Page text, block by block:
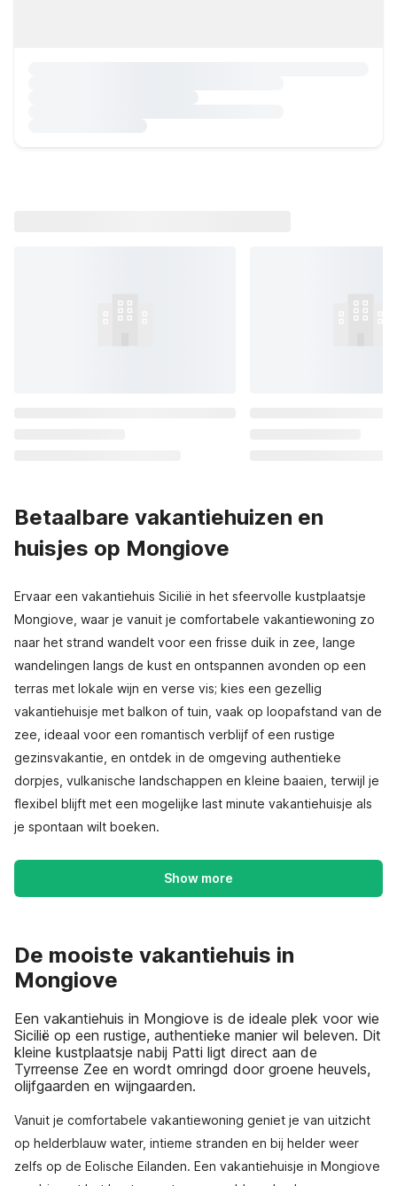
Betaalbare vakantiehuizen en
huisjes op Mongiove
Ervaar een vakantiehuis Sicilië in het sfeervolle kustplaatsje
Mongiove, waar je vanuit je comfortabele vakantiewoning zo
naar het strand wandelt voor een frisse duik in zee, lange
wandelingen langs de kust en ontspannen avonden op een
terras met lokale wijn en verse vis; kies een gezellig
vakantiehuisje met balkon of tuin, vaak op loopafstand van de
zee, ideaal voor een romantisch verblijf of een rustige
gezinsvakantie, en ontdek in de omgeving authentieke
dorpjes, vulkanische landschappen en kleine baaien, terwijl je
flexibel blijft met een mogelijke last minute vakantiehuisje als
je spontaan wilt boeken.
Show more
De mooiste vakantiehuis in
Mongiove
Een vakantiehuis in Mongiove is de ideale plek voor wie
Sicilië op een rustige, authentieke manier wil beleven. Dit
kleine kustplaatsje nabij Patti ligt direct aan de
Tyrreense Zee en wordt omringd door groene heuvels,
olijfgaarden en wijngaarden.
Vanuit je comfortabele vakantiewoning geniet je van uitzicht
op helderblauw water, intieme stranden en bij helder weer
zelfs op de Eolische Eilanden. Een vakantiehuisje in Mongiove